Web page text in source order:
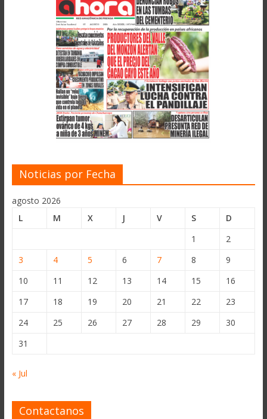
Noticias por Fecha
agosto 2026
L
M X J V S
D
1
2
3
4 5 6 7 8
9
10
11 12 13 14 15
16
17
18 19 20 21 22
23
24
25 26 27 28 29
30
31
« Jul
Contactanos